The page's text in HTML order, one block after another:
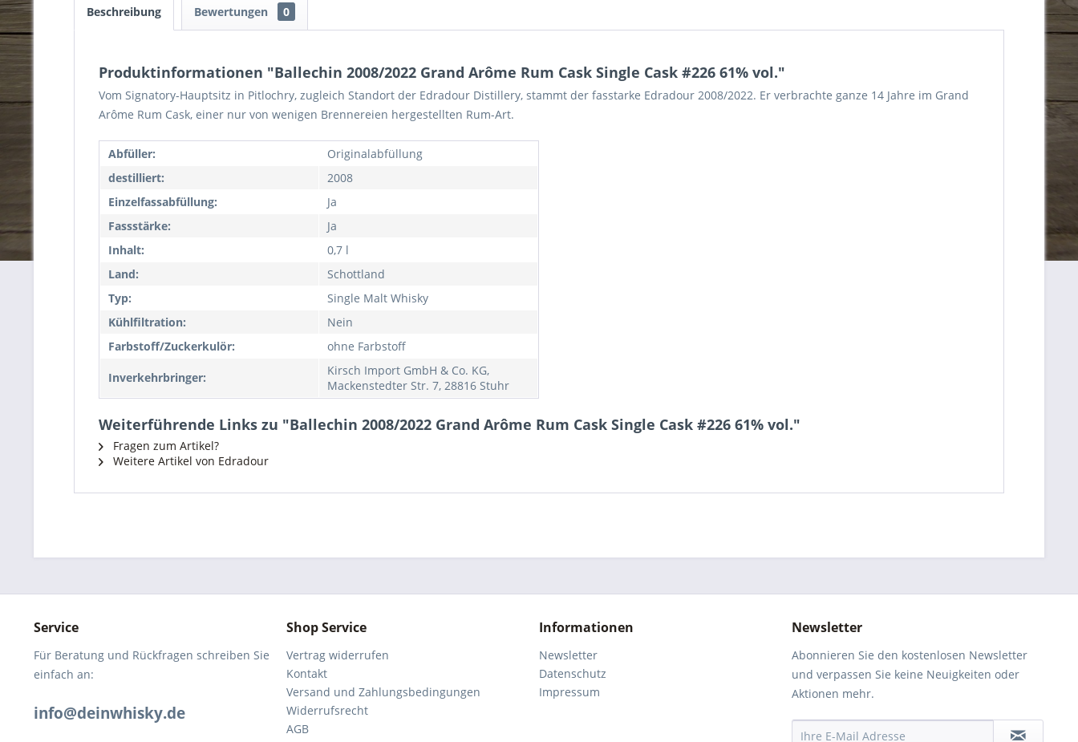
Beschreibung Bewertungen 0
Produktinformationen "Ballechin 2008/2022 Grand Arôme Rum Cask Single Cask #226 61% vol."
Vom Signatory-Hauptsitz in Pitlochry, zugleich Standort der Edradour Distillery, stammt der fasstarke Edradour 2008/2022. Er verbrachte ganze 14 Jahre im Grand
Arôme Rum Cask, einer nur von wenigen Brennereien hergestellten Rum-Art.
Abfüller:
Originalabfüllung
destilliert:
2008
Einzelfassabfüllung:
Ja
Fassstärke:
Ja
Inhalt:
0,7 l
Land:
Schottland
Typ:
Single Malt Whisky
Kühlfiltration:
Nein
Farbstoff/Zuckerkulör:
ohne Farbstoff
Inverkehrbringer:
Kirsch Import GmbH & Co. KG,
Mackenstedter Str. 7, 28816 Stuhr
Weiterführende Links zu "Ballechin 2008/2022 Grand Arôme Rum Cask Single Cask #226 61% vol."
Fragen zum Artikel?
Weitere Artikel von Edradour
Service
Für Beratung und Rückfragen schreiben Sie
einfach an:
info@deinwhisky.de
Shop Service
Vertrag widerrufen
Kontakt
Versand und Zahlungsbedingungen
Widerrufsrecht
AGB
Informationen
Newsletter
Datenschutz
Impressum
Newsletter
Abonnieren Sie den kostenlosen Newsletter
und verpassen Sie keine Neuigkeiten oder
Aktionen mehr.